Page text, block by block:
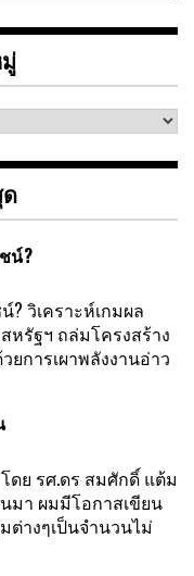
น์?
วิเคราะห์เกมผล
รัฐฯ ถล่มโครงสร้าง
การเผาพลังงานอ่าว
ดย รศ.ดร สมศักดิ์ แต้ม
มา ผมมีโอกาสเขียน
ต่างๆเป็นจำนวนไม่